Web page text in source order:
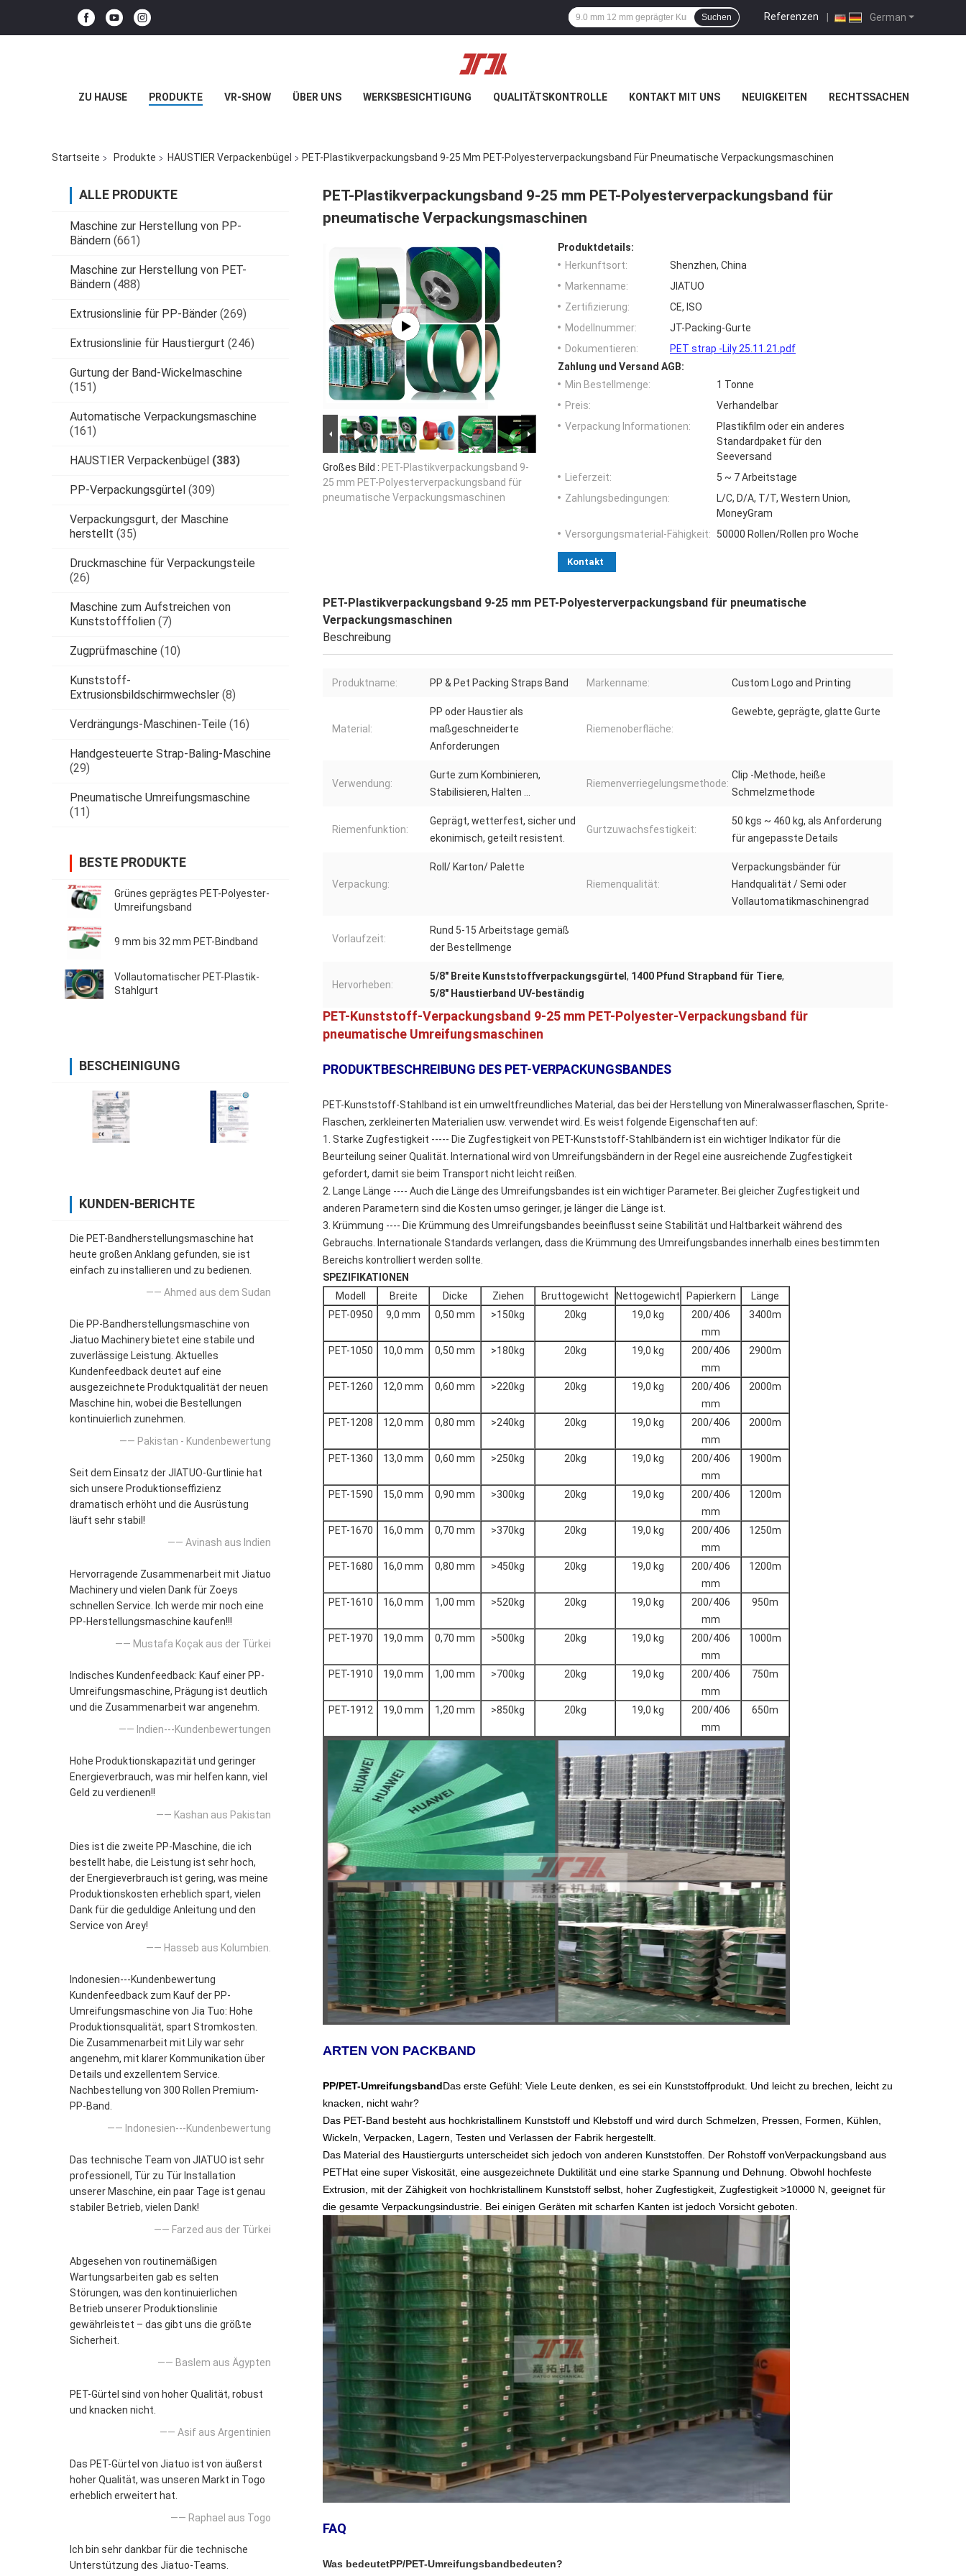
German
Referenzen |
Suchen
ZU HAUSE PRODUKTE VR-SHOW ÜBER UNS WERKSBESICHTIGUNG QUALITÄTSKONTROLLE KONTAKT MIT UNS NEUIGKEITEN RECHTSSACHEN
Startseite Produkte HAUSTIER Verpackenbügel PET-Plastikverpackungsband 9-25 Mm PET-Polyesterverpackungsband Für Pneumatische Verpackungsmaschinen
ALLE PRODUKTE
Maschine zur Herstellung von PP-
Bändern (661)
Maschine zur Herstellung von PET-
Bändern (488)
Extrusionslinie für PP-Bänder (269)
Extrusionslinie für Haustiergurt (246)
Gurtung der Band-Wickelmaschine
(151)
Automatische Verpackungsmaschine
(161)
HAUSTIER Verpackenbügel (383)
PP-Verpackungsgürtel (309)
Verpackungsgurt, der Maschine
herstellt (35)
Druckmaschine für Verpackungsteile
(26)
Maschine zum Aufstreichen von
Kunststofffolien (7)
Zugprüfmaschine (10)
Kunststoff-
Extrusionsbildschirmwechsler (8)
Verdrängungs-Maschinen-Teile (16)
Handgesteuerte Strap-Baling-Maschine
(29)
Pneumatische Umreifungsmaschine
(11)
BESTE PRODUKTE
Grünes geprägtes PET-Polyester-
Umreifungsband
9 mm bis 32 mm PET-Bindband
Vollautomatischer PET-Plastik-
Stahlgurt
BESCHEINIGUNG
KUNDEN-BERICHTE
Die PET-Bandherstellungsmaschine hat
heute großen Anklang gefunden, sie ist
einfach zu installieren und zu bedienen.
—— Ahmed aus dem Sudan
Die PP-Bandherstellungsmaschine von
Jiatuo Machinery bietet eine stabile und
zuverlässige Leistung. Aktuelles
Kundenfeedback deutet auf eine
ausgezeichnete Produktqualität der neuen
Maschine hin, wobei die Bestellungen
kontinuierlich zunehmen.
—— Pakistan - Kundenbewertung
Seit dem Einsatz der JIATUO-Gurtlinie hat
sich unsere Produktionseffizienz
dramatisch erhöht und die Ausrüstung
läuft sehr stabil!
—— Avinash aus Indien
Hervorragende Zusammenarbeit mit Jiatuo
Machinery und vielen Dank für Zoeys
schnellen Service. Ich werde mir noch eine
PP-Herstellungsmaschine kaufen!!!
—— Mustafa Koçak aus der Türkei
Indisches Kundenfeedback: Kauf einer PP-
Umreifungsmaschine, Prägung ist deutlich
und die Zusammenarbeit war angenehm.
—— Indien---Kundenbewertungen
Hohe Produktionskapazität und geringer
Energieverbrauch, was mir helfen kann, viel
Geld zu verdienen!!
—— Kashan aus Pakistan
Dies ist die zweite PP-Maschine, die ich
bestellt habe, die Leistung ist sehr hoch,
der Energieverbrauch ist gering, was meine
Produktionskosten erheblich spart, vielen
Dank für die geduldige Anleitung und den
Service von Arey!
—— Hasseb aus Kolumbien.
Indonesien---Kundenbewertung
Kundenfeedback zum Kauf der PP-
Umreifungsmaschine von Jia Tuo: Hohe
Produktionsqualität, spart Stromkosten.
Die Zusammenarbeit mit Lily war sehr
angenehm, mit klarer Kommunikation über
Details und exzellentem Service.
Nachbestellung von 300 Rollen Premium-
PP-Band.
—— Indonesien---Kundenbewertung
Das technische Team von JIATUO ist sehr
professionell, Tür zu Tür Installation
unserer Maschine, ein paar Tage ist genau
stabiler Betrieb, vielen Dank!
—— Farzed aus der Türkei
Abgesehen von routinemäßigen
Wartungsarbeiten gab es selten
Störungen, was den kontinuierlichen
Betrieb unserer Produktionslinie
gewährleistet – das gibt uns die größte
Sicherheit.
—— Baslem aus Ägypten
PET-Gürtel sind von hoher Qualität, robust
und knacken nicht.
—— Asif aus Argentinien
Das PET-Gürtel von Jiatuo ist von äußerst
hoher Qualität, was unseren Markt in Togo
erheblich erweitert hat.
—— Raphael aus Togo
Ich bin sehr dankbar für die technische
Unterstützung des Jiatuo-Teams.
PET-Plastikverpackungsband 9-25 mm PET-Polyesterverpackungsband für
pneumatische Verpackungsmaschinen
Großes Bild : PET-Plastikverpackungsband 9-
25 mm PET-Polyesterverpackungsband für
pneumatische Verpackungsmaschinen
Produktdetails:
Herkunftsort:
Shenzhen, China
Markenname:
JIATUO
Zertifizierung:
CE, ISO
Modellnummer:
JT-Packing-Gurte
Dokumentieren:
PET strap -Lily 25.11.21.pdf
Zahlung und Versand AGB:
Min Bestellmenge:
1 Tonne
Preis:
Verhandelbar
Verpackung Informationen:
Plastikfilm oder ein anderes
Standardpaket für den
Seeversand
Lieferzeit:
5 ~ 7 Arbeitstage
Zahlungsbedingungen:
L/C, D/A, T/T, Western Union,
MoneyGram
Versorgungsmaterial-Fähigkeit:
50000 Rollen/Rollen pro Woche
Kontakt
PET-Plastikverpackungsband 9-25 mm PET-Polyesterverpackungsband für pneumatische
Verpackungsmaschinen
Beschreibung
Produktname: PP & Pet Packing Straps Band Markenname: Custom Logo and Printing
Material:
PP oder Haustier als
maßgeschneiderte
Anforderungen
Riemenoberfläche:
Gewebte, geprägte, glatte Gurte
Verwendung:
Gurte zum Kombinieren,
Stabilisieren, Halten ...
Riemenverriegelungsmethode:
Clip -Methode, heiße
Schmelzmethode
Riemenfunktion:
Geprägt, wetterfest, sicher und
ekonimisch, geteilt resistent.
Gurtzuwachsfestigkeit:
50 kgs ~ 460 kg, als Anforderung
für angepasste Details
Verpackung:
Roll/ Karton/ Palette
Riemenqualität:
Verpackungsbänder für
Handqualität / Semi oder
Vollautomatikmaschinengrad
Vorlaufzeit:
Rund 5-15 Arbeitstage gemäß
der Bestellmenge
Hervorheben:
5/8" Breite Kunststoffverpackungsgürtel , 1400 Pfund Strapband für Tiere,
5/8" Haustierband UV-beständig
PET-Kunststoff-Verpackungsband 9-25 mm PET-Polyester-Verpackungsband für
pneumatische Umreifungsmaschinen
PRODUKTBESCHREIBUNG DES PET-VERPACKUNGSBANDES
PET-Kunststoff-Stahlband ist ein umweltfreundliches Material, das bei der Herstellung von Mineralwasserflaschen, Sprite-
Flaschen, zerkleinerten Materialien usw. verwendet wird. Es weist folgende Eigenschaften auf:
1. Starke Zugfestigkeit ----- Die Zugfestigkeit von PET-Kunststoff-Stahlbändern ist ein wichtiger Indikator für die
Beurteilung seiner Qualität. International wird von Umreifungsbändern in der Regel eine ausreichende Zugfestigkeit
gefordert, damit sie beim Transport nicht leicht reißen.
2. Lange Länge ---- Auch die Länge des Umreifungsbandes ist ein wichtiger Parameter. Bei gleicher Zugfestigkeit und
anderen Parametern sind die Kosten umso geringer, je länger die Länge ist.
3. Krümmung ---- Die Krümmung des Umreifungsbandes beeinflusst seine Stabilität und Haltbarkeit während des
Gebrauchs. Internationale Standards verlangen, dass die Krümmung des Umreifungsbandes innerhalb eines bestimmten
Bereichs kontrolliert werden sollte.
SPEZIFIKATIONEN
Modell
Breite Dicke Ziehen Bruttogewicht Nettogewicht Papierkern
Länge
PET-0950
9,0 mm 0,50 mm >150kg 20kg 19,0 kg
200/406
mm
3400m
PET-1050 10,0 mm 0,50 mm >180kg 20kg 19,0 kg
200/406
mm
2900m
PET-1260 12,0 mm 0,60 mm >220kg 20kg 19,0 kg
200/406
mm
2000m
PET-1208 12,0 mm 0,80 mm >240kg 20kg 19,0 kg
200/406
mm
2000m
PET-1360 13,0 mm 0,60 mm >250kg 20kg 19,0 kg
200/406
mm
1900m
PET-1590 15,0 mm 0,90 mm >300kg 20kg 19,0 kg
200/406
mm
1200m
PET-1670 16,0 mm 0,70 mm >370kg 20kg 19,0 kg
200/406
mm
1250m
PET-1680 16,0 mm 0,80 mm >450kg 20kg 19,0 kg
200/406
mm
1200m
PET-1610 16,0 mm 1,00 mm >520kg 20kg 19,0 kg
200/406
mm
950m
PET-1970 19,0 mm 0,70 mm >500kg 20kg 19,0 kg
200/406
mm
1000m
PET-1910 19,0 mm 1,00 mm >700kg 20kg 19,0 kg
200/406
mm
750m
PET-1912 19,0 mm 1,20 mm >850kg 20kg 19,0 kg
200/406
mm
650m
ARTEN VON PACKBAND
PP/PET-UmreifungsbandDas erste Gefühl: Viele Leute denken, es sei ein Kunststoffprodukt. Und leicht zu brechen, leicht zu
knacken, nicht wahr?
Das PET-Band besteht aus hochkristallinem Kunststoff und Klebstoff und wird durch Schmelzen, Pressen, Formen, Kühlen,
Wickeln, Verpacken, Lagern, Testen und Verlassen der Fabrik hergestellt.
Das Material des Haustiergurts unterscheidet sich jedoch von anderen Kunststoffen. Der Rohstoff vonVerpackungsband aus
PETHat eine super Viskosität, eine ausgezeichnete Duktilität und eine starke Spannung und Dehnung. Obwohl hochfeste
Extrusion, mit der Zähigkeit von hochkristallinem Kunststoff selbst, hoher Zugfestigkeit, Zugfestigkeit >10000 N, geeignet für
die gesamte Verpackungsindustrie. Bei einigen Geräten mit scharfen Kanten ist jedoch Vorsicht geboten.
FAQ
Was bedeutetPP/PET-Umreifungsbandbedeuten?